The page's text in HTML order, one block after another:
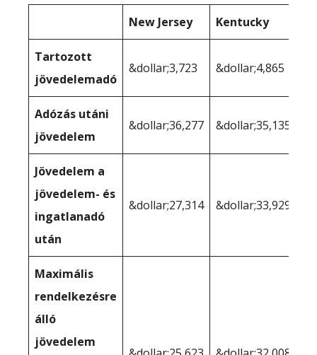
New Jersey Kentucky
Tartozott
jövedelemadó
&dollar;3,723 &dollar;4,865
Adózás utáni
jövedelem
&dollar;36,277 &dollar;35,135
Jövedelem a
jövedelem- és
ingatlanadó
után
&dollar;27,314 &dollar;33,929
Maximális
rendelkezésre
álló
jövedelem